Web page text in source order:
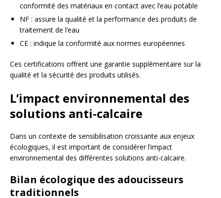
conformité des matériaux en contact avec l’eau potable
NF : assure la qualité et la performance des produits de
traitement de l’eau
CE : indique la conformité aux normes européennes
Ces certifications offrent une garantie supplémentaire sur la
qualité et la sécurité des produits utilisés.
L’impact environnemental des
solutions anti-calcaire
Dans un contexte de sensibilisation croissante aux enjeux
écologiques, il est important de considérer l’impact
environnemental des différentes solutions anti-calcaire.
Bilan écologique des adoucisseurs
traditionnels